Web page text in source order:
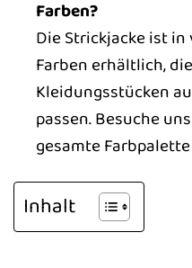
Farben?
Die Strickjacke ist
Farben erhältlich,
Kleidungsstücken
passen. Besuche
gesamte
Inhalt